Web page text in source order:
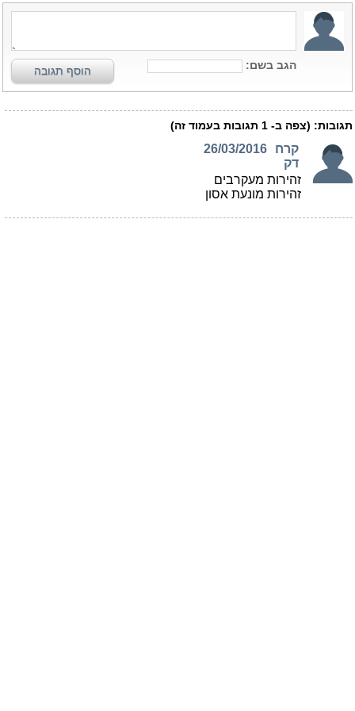
הגב בשם: הוסף תגובה
תגובות: (צפה ב- 1 תגובות בעמוד זה)
קרח
דק
26/03/2016
זהירות מעקרבים
זהירות מונעת אסון